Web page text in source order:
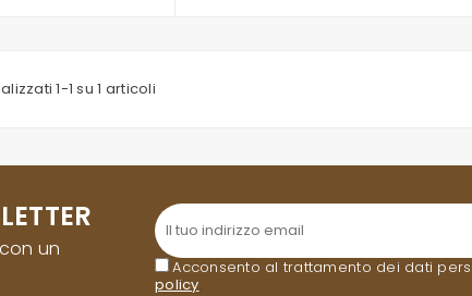
1-1 su 1 articoli
un
Acconsento al trattamento dei dati
policy.